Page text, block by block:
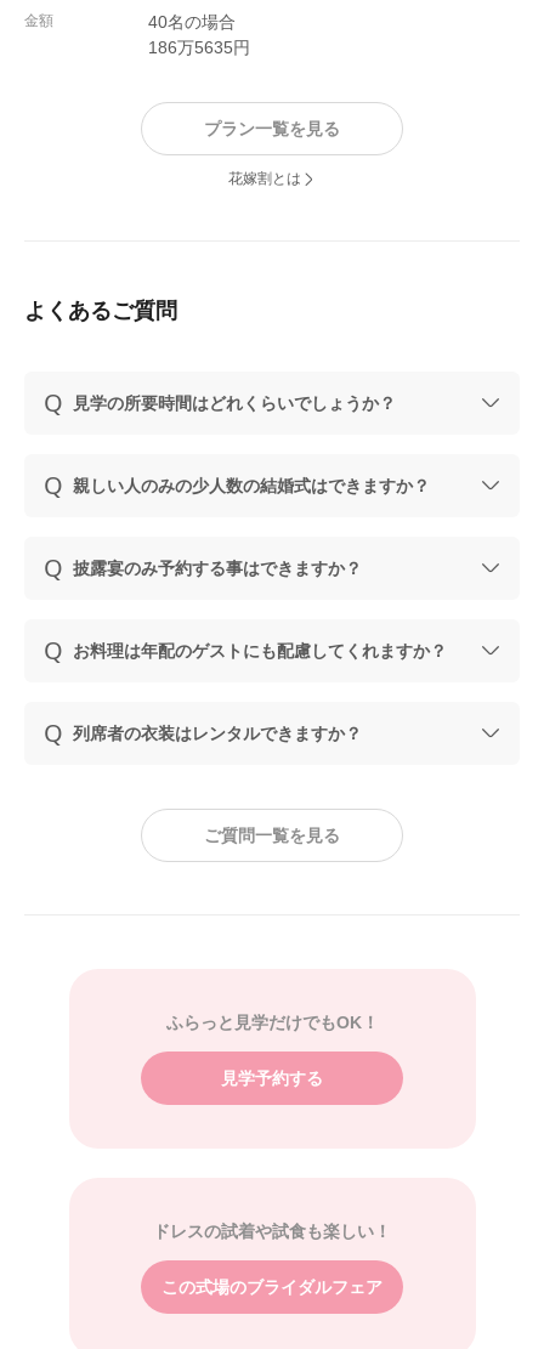
金額
40名の場合
186万5635円
プラン一覧を見る
花嫁割とは
よくあるご質問
見学の所要時間はどれくらいでしょうか？
親しい人のみの少人数の結婚式はできますか？
披露宴のみ予約する事はできますか？
お料理は年配のゲストにも配慮してくれますか？
列席者の衣装はレンタルできますか？
ご質問一覧を見る
ふらっと見学だけでもOK！
見学予約する
ドレスの試着や試食も楽しい！
この式場のブライダルフェア